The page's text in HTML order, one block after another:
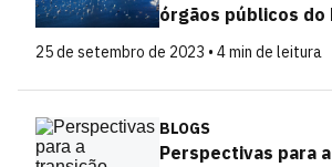
órgãos públicos do
25 de setembro de 2023 • 4 min de leitura
BLOGS
Perspectivas para